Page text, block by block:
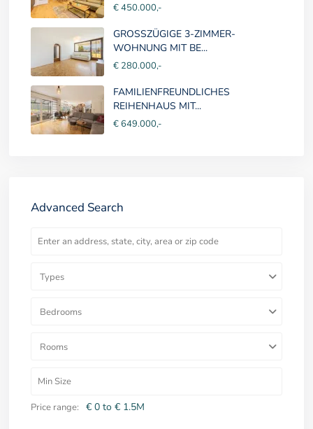
€ 450.000,-
GROSSZÜGIGE 3-ZIMMER-
WOHNUNG MIT BE...
€ 280.000,-
FAMILIENFREUNDLICHES
REIHENHAUS MIT...
€ 649.000,-
Advanced Search
Types
Bedrooms
Rooms
Price range: € 0 to € 1.5M